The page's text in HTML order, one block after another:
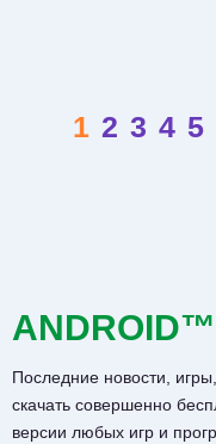
1 2 3 4 5
ANDROID™
Последние новости,
скачать совершенно
версии любых игр и